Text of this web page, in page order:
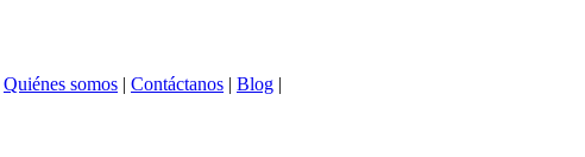
Quiénes somos | Contáctanos | Blog |